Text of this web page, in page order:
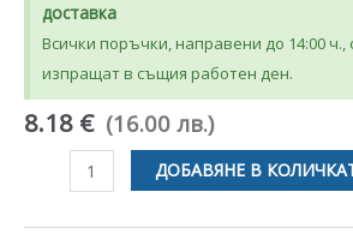
доставка
Всички поръчки, направени до 14:00 ч.,
изпращат в същия работен ден.
8.18 € (16.00 лв.)
количество
РЕМЪК
ДОБАВЯНЕ В